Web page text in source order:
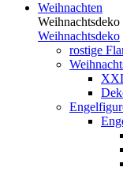
Weihnachten
Weihnachtsdeko
Weihnachtsdeko
rostige